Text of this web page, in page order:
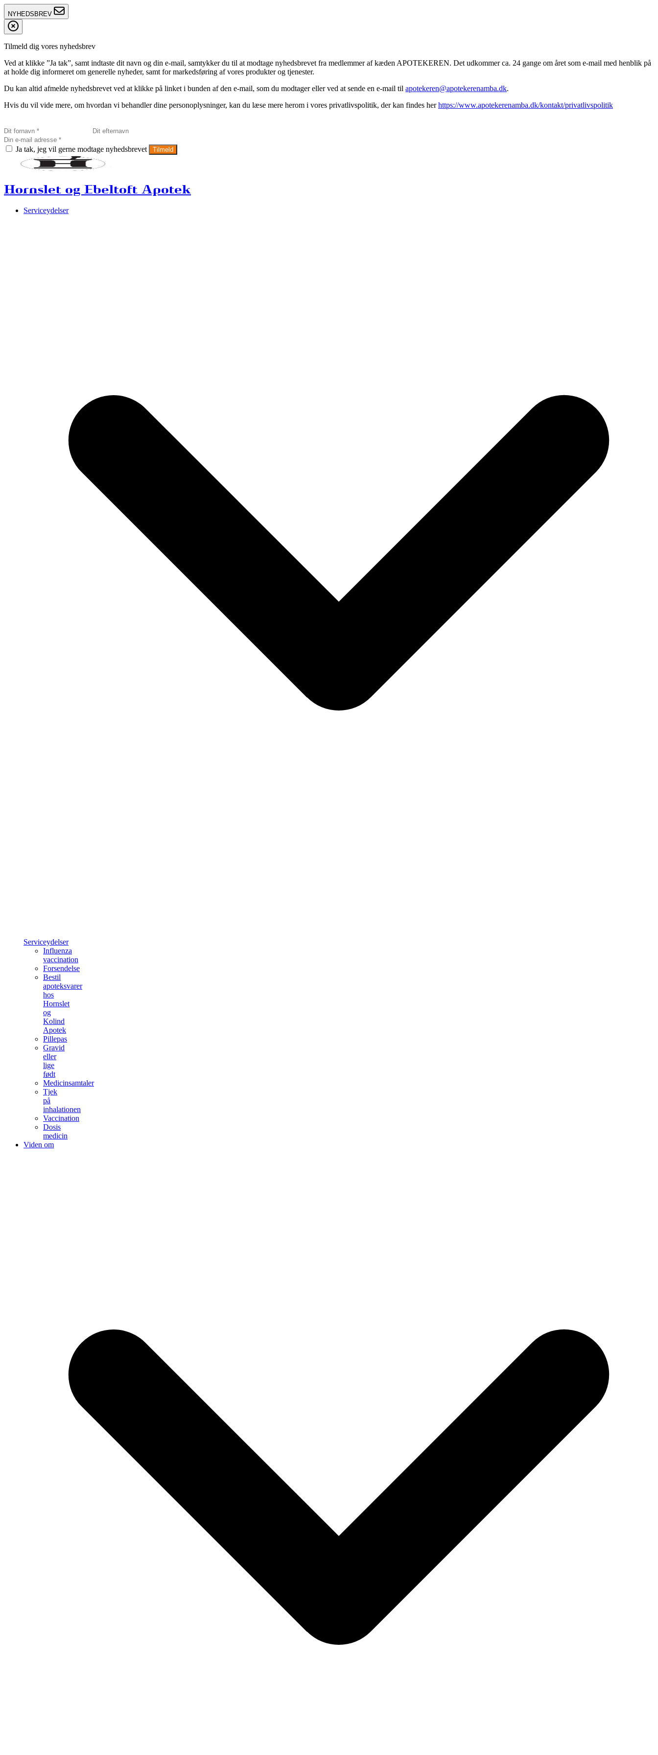
NYHEDSBREV
Tilmeld dig vores nyhedsbrev
Ved at klikke ”Ja tak”, samt indtaste dit navn og din e-mail, samtykker du til at modtage nyhedsbrevet fra medlemmer af kæden APOTEKEREN. Det udkommer ca. 24 gange om året som e-mail med henblik på
at holde dig informeret om generelle nyheder, samt for markedsføring af vores produkter og tjenester.
Du kan altid afmelde nyhedsbrevet ved at klikke på linket i bunden af den e-mail, som du modtager eller ved at sende en e-mail til apotekeren@apotekerenamba.dk.
Hvis du vil vide mere, om hvordan vi behandler dine personoplysninger, kan du læse mere herom i vores privatlivspolitik, der kan findes herhttps://www.apotekerenamba.dk/kontakt/privatlivspolitik
Ja tak, jeg vil gerne modtage nyhedsbrevet Tilmeld
Hornslet og Ebeltoft Apotek
Serviceydelser
Serviceydelser
Influenza
vaccination
Forsendelse
Bestil
apoteksvarer
hos
Hornslet
og
Kolind
Apotek
Pillepas
Gravid
eller
lige
født
Medicinsamtaler
Tjek
på
inhalationen
Vaccination
Dosis
medicin
Viden om